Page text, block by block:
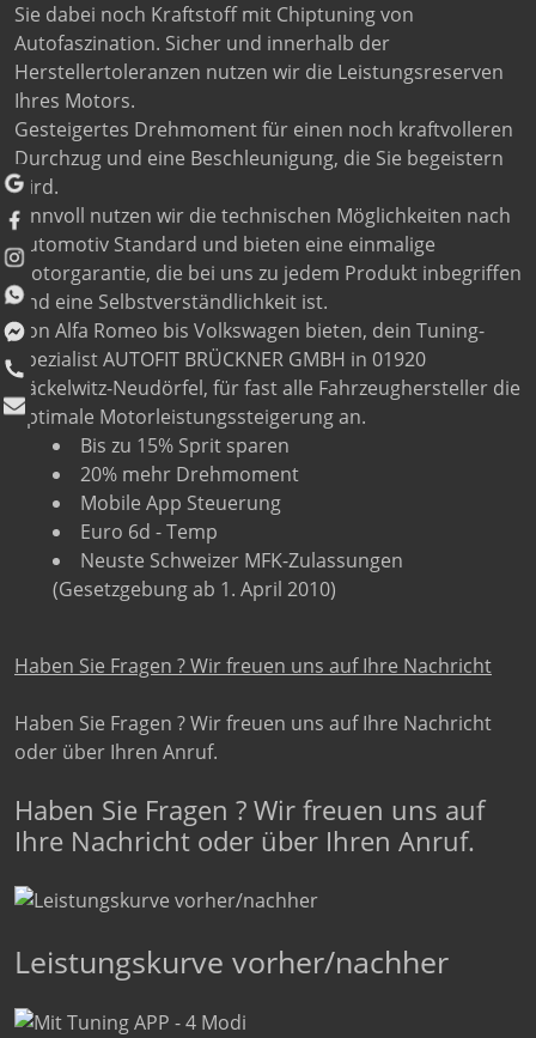
Sie dabei noch Kraftstoff mit Chiptuning von
Autofaszination. Sicher und innerhalb der
Herstellertoleranzen nutzen wir die Leistungsreserven
Ihres Motors.
Gesteigertes Drehmoment für einen noch kraftvolleren
Durchzug und eine Beschleunigung, die Sie begeistern
wird.
Sinnvoll nutzen wir die technischen Möglichkeiten nach
Automotiv Standard und bieten eine einmalige
Motorgarantie, die bei uns zu jedem Produkt inbegriffen
und eine Selbstverständlichkeit ist.
Von Alfa Romeo bis Volkswagen bieten, dein Tuning-
Spezialist AUTOFIT BRÜCKNER GMBH in 01920
Räckelwitz-Neudörfel, für fast alle Fahrzeughersteller die
optimale Motorleistungssteigerung an.
Bis zu 15% Sprit sparen
20% mehr Drehmoment
Mobile App Steuerung
Euro 6d - Temp
Neuste Schweizer MFK-Zulassungen
(Gesetzgebung ab 1. April 2010)
Haben Sie Fragen ? Wir freuen uns auf Ihre Nachricht
Haben Sie Fragen ? Wir freuen uns auf Ihre Nachricht
oder über Ihren Anruf.
Haben Sie Fragen ? Wir freuen uns auf
Ihre Nachricht oder über Ihren Anruf.
Leistungskurve vorher/nachher